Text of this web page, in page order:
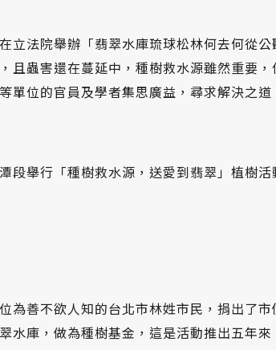
立法院舉辦「翡翠水庫琉球松林何去何從
且蟲害還在蔓延中，種樹救水源雖然重要
單位的官員及學者集思廣益，尋求解決之道
段舉行「種樹救水源，送愛到翡翠」植樹
為善不欲人知的台北市林姓市民，捐出了
水庫，做為種樹基金，這是活動推出五年